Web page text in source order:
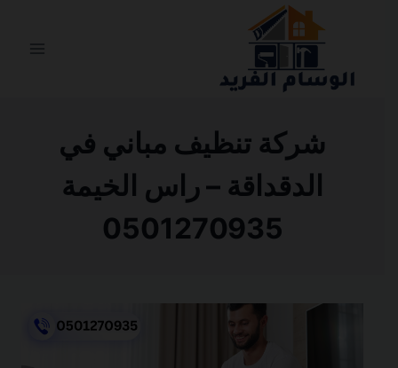
شركة تنظيف مباني في
الدقداقة – راس الخيمة
0501270935